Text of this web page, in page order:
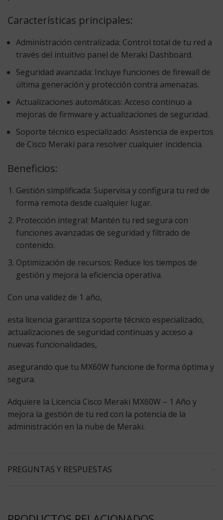
Características principales:
Administración centralizada: Control total de tu red a
través del intuitivo panel de Meraki Dashboard.
Seguridad avanzada: Incluye funciones de firewall de
última generación y protección contra amenazas.
Actualizaciones automáticas: Acceso continuo a
mejoras de firmware y actualizaciones de seguridad.
Soporte técnico especializado: Asistencia de expertos
de Cisco Meraki para resolver cualquier incidencia.
Beneficios:
Gestión simplificada: Supervisa y configura tu red de
forma remota desde cualquier lugar.
Protección integral: Mantén tu red segura con
funciones avanzadas de seguridad y filtrado de
contenido.
Optimización de recursos: Reduce los tiempos de
gestión y mejora la eficiencia operativa.
Con una validez de 1 año,
esta licencia garantiza soporte técnico especializado,
actualizaciones de seguridad continuas y acceso a
nuevas funcionalidades,
asegurando que tu MX60W funcione de forma óptima y
segura.
Adquiere la Licencia Cisco Meraki MX60W – 1 Año y
mejora la gestión de tu red con la potencia de la
administración en la nube de Meraki.
PREGUNTAS Y RESPUESTAS